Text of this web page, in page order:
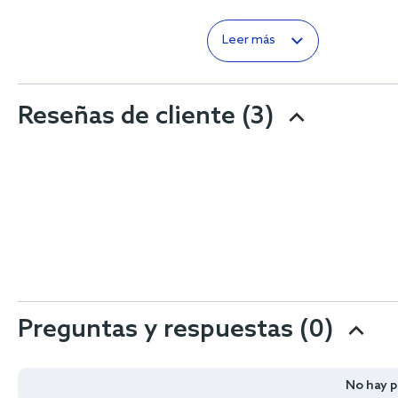
Leer más
Reseñas de cliente (3)
Preguntas y respuestas (0)
No hay